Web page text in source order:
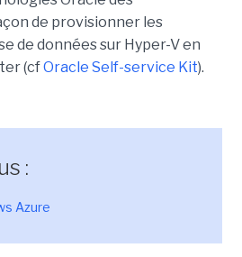
de provisionner les
de données sur Hyper-V en
(cfOracle Self-service Kit).
:
Azure